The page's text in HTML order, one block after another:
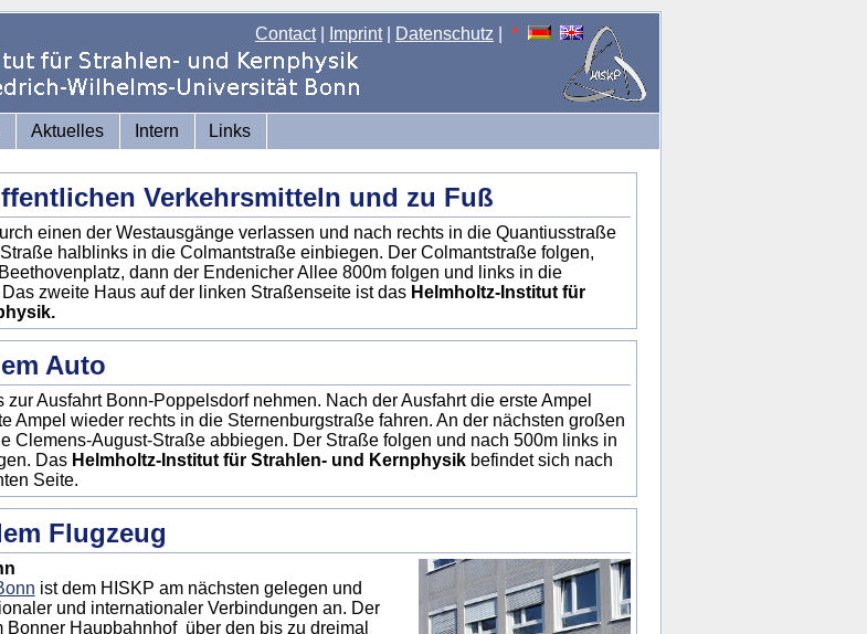
Contact| Imprint| Datenschutz
Aktuelles Intern Links
Verkehrsmitteln und zu Fuß
einen der Westausgänge verlassen und nach rechts in die Quantiusstraße
halblinks in die Colmantstraße einbiegen. Der Colmantstraße folgen,
dann der Endenicher Allee 800m folgen und links in die
zweite Haus auf der linken Straßenseite ist das Helmholtz-Institut für
Auto
zur Ausfahrt Bonn-Poppelsdorf nehmen. Nach der Ausfahrt die erste Ampel
Ampel wieder rechts in die Sternenburgstraße fahren. An der nächsten großen
Clemens-August-Straße abbiegen. Der Straße folgen und nach 500m links in
Das Helmholtz-Institut für Strahlen- und Kernphysikbefindet sich nach
Seite.
Flugzeug
ist dem HISKP am nächsten gelegen und
und internationaler Verbindungen an. Der
Bonner Haupbahnhof über den bis zu dreimal